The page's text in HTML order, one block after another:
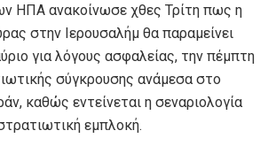
ΗΠΑ ανακοίνωσε χθες Τρίτη πως η
στην Ιερουσαλήμ θα παραμείνει
για λόγους ασφαλείας, την πέμπτη
σύγκρουσης ανάμεσα στο
καθώς εντείνεται η σεναριολογία
εμπλοκή.